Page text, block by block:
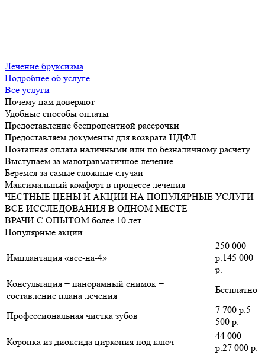
Лечение бруксизма
Подробнее об услуге
Все услуги
Почему нам доверяют
Удобные способы оплаты
Предоставление беспроцентной рассрочки
Предоставляем документы для возврата НДФЛ
Поэтапная оплата наличными или по безналичному расчету
Выступаем за малотравматичное лечение
Беремся за самые сложные случаи
Максимальный комфорт в процессе лечения
ЧЕСТНЫЕ ЦЕНЫ И АКЦИИ НА ПОПУЛЯРНЫЕ УСЛУГИ
ВСЕ ИССЛЕДОВАНИЯ В ОДНОМ МЕСТЕ
ВРАЧИ С ОПЫТОМ более 10 лет
Популярные акции
Имплантация «все-на-4»
250 000
р.145 000
р.
Консультация + панорамный снимок +
составление плана лечения
Бесплатно
Профессиональная чистка зубов
7 700 р.5
500 р.
Коронка из диоксида циркония под ключ
44 000
р.27 000 р.